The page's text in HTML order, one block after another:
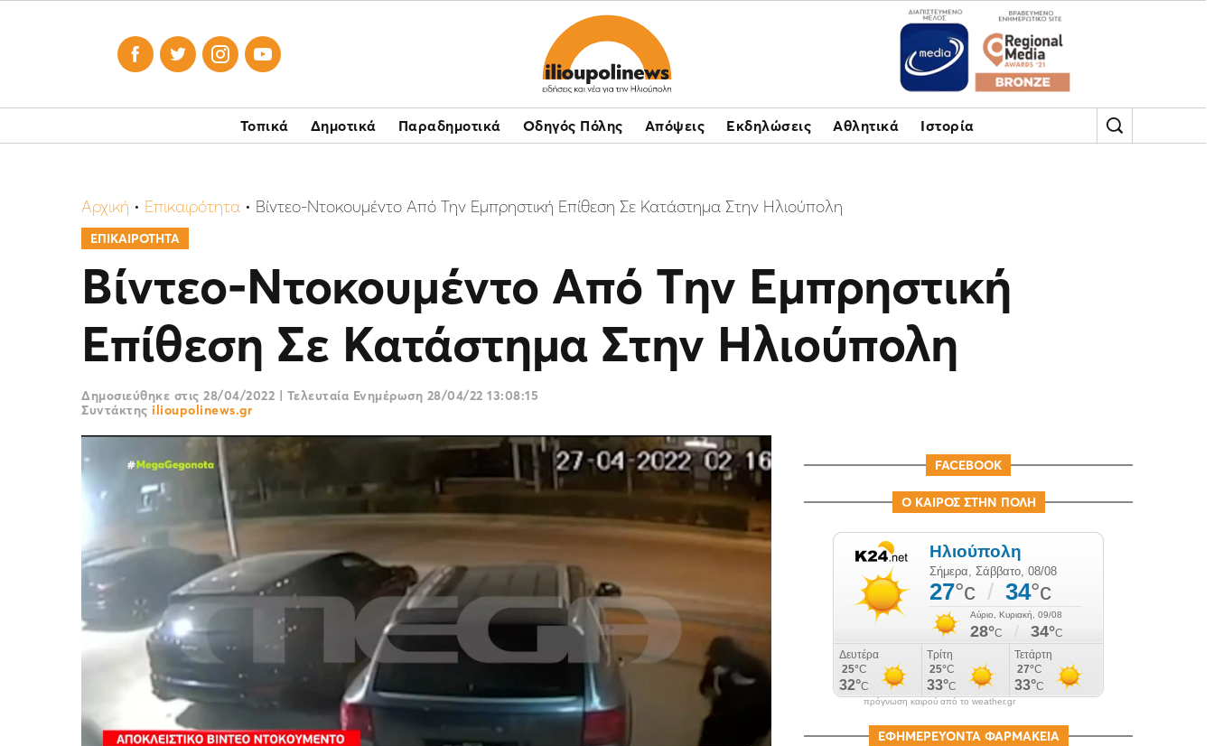
   
Τοπικά Δημοτικά Παραδημοτικά Οδηγός Πόλης Απόψεις Εκδηλώσεις Αθλητικά Ιστορία
Αρχική • Επικαιρότητα • Βίντεο-Ντοκουμέντο Από Την Εμπρηστική Επίθεση Σε Κατάστημα Στην Ηλιούπολη
ΕΠΙΚΑΙΡΟΤΗΤΑ
Βίντεο-Ντοκουμέντο Από Την Εμπρηστική
Επίθεση Σε Κατάστημα Στην Ηλιούπολη
Δημοσιεύθηκε στις 28/04/2022 | Τελευταία Ενημέρωση 28/04/22 13:08:15
Συντάκτης ilioupolinews.gr
FACEBOOK
Ο ΚΑΙΡΟΣ ΣΤΗΝ ΠΟΛΗ
πρόγνωση καιρού από το weather.gr
ΕΦΗΜΕΡΕΥΟΝΤΑ ΦΑΡΜΑΚΕΙΑ